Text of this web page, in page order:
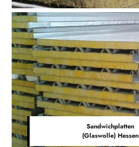
Sandwichplatten
(Glaswolle) Hessen